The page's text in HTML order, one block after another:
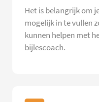
Het is belangrijk om
mogelijk in te vullen
kunnen helpen met
bijlescoach.